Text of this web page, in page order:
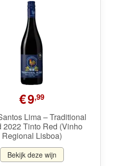
€9,99
Lima – Traditional
2022 Tinto Red (Vinho
Regional Lisboa)
Bekijk deze wijn